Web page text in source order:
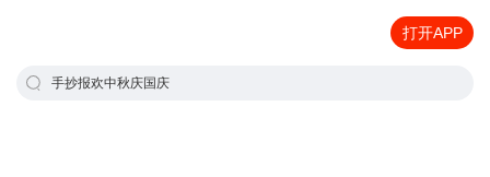
打开APP
手抄报欢中秋庆国庆